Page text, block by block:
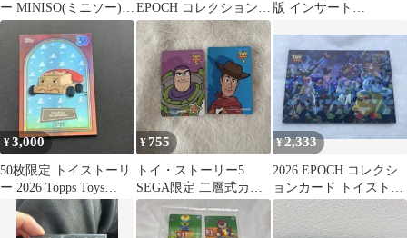
ー MINISO(ミニソー)
ミニヨーヨー Secret
Honey フォーキー 出品
EPOCH コレクションカ
ード
版 インサート
¥3,000
50枚限定 トイストーリ
ー 2026 Topps Toys
Story Card
¥755
トイ・ストーリー5
SEGA限定 二層式カー
ド
¥2,333
2026 EPOCH コレクシ
ョンカード トイストー
リー ホロ仕様